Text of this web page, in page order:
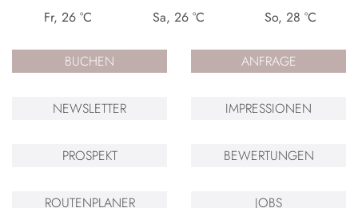
Fr, 26 °C Sa,26 °C So, 28 °C
BUCHEN ANFRAGE
NEWSLETTER IMPRESSIONEN
PROSPEKT BEWERTUNGEN
ROUTENPLANER JOBS